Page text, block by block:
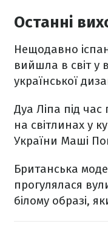
Останні
Нещодавно
вийшла в світ у
української
Дуа Ліпа під час
на світлинах у
України Маші
Британська
прогулялася
білому образі,